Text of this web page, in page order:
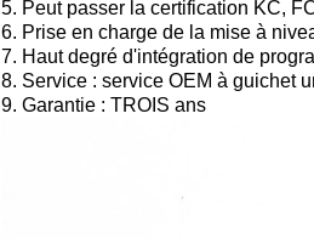
5. Peut passer la certification KC,
6. Prise en charge de la mise à
7. Haut degré d'intégration de
8. Service : service OEM à guichet
9. Garantie : TROIS ans